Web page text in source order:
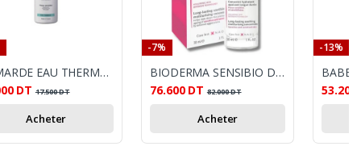
GAMARDE EAU THERMALE PEAUX SENSIBLES 100 ML
DT 17.500DT
Acheter
-7%
BIODERMA SENSIBIO DEFENSIVE SERUM 30ML
76.600 DT 82.000DT
Acheter
-13%
53.200